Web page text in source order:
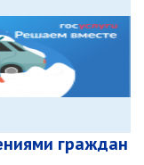
на
и в
граждан